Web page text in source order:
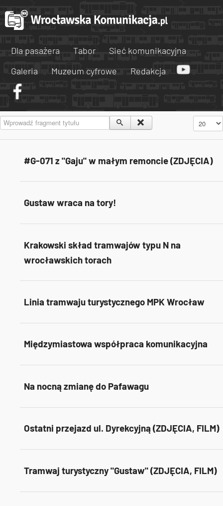
Dla pasażera Tabor
Sieć komunikacyjna
Galeria
Muzeum cyfrowe Redakcja
Wprowadź fragment tytułu Pokaż #
#G-071 z "Gaju" w małym remoncie (ZDJĘCIA)
Gustaw wraca na tory!
Krakowski skład tramwajów typu N na
wrocławskich torach
Linia tramwaju turystycznego MPK Wrocław
Międzymiastowa współpraca komunikacyjna
Na nocną zmianę do Pafawagu
Ostatni przejazd ul. Dyrekcyjną (ZDJĘCIA, FILM)
Tramwaj turystyczny "Gustaw" (ZDJĘCIA, FILM)